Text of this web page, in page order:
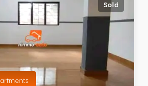
Sold